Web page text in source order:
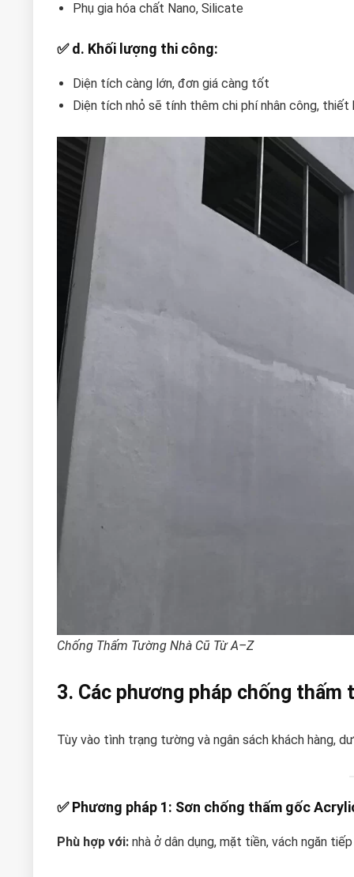
Phụ gia hóa chất Nano, Silicate
✅ d. Khối lượng thi công:
Diện tích càng lớn, đơn giá càng tốt
Diện tích nhỏ sẽ tính thêm chi phí nhân công, thiết
Chống Thấm Tường Nhà Cũ Từ A–Z
3. Các phương pháp chống
Tùy vào tình trạng tường và ngân sách khách hàng,
✅Phương pháp 1: Sơn chống thấm gốc
Phù hợp với: nhà ở dân dụng, mặt tiền, vách ngăn